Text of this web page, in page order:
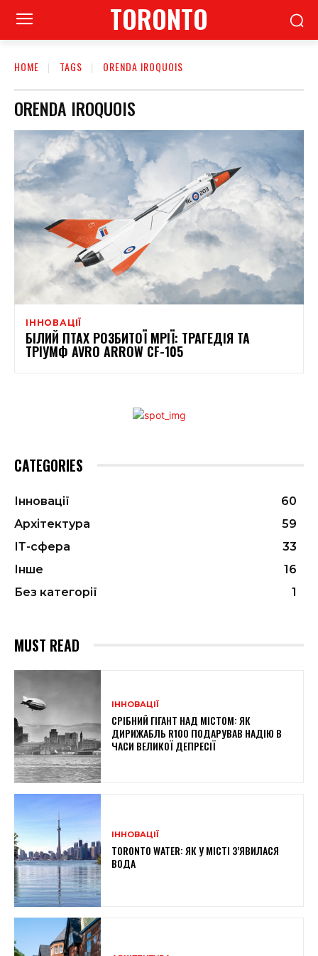
TORONTO
HOME TAGS ORENDA IROQUOIS
ORENDA IROQUOIS
ІННОВАЦІЇ
БІЛИЙ ПТАХ РОЗБИТОЇ МРІЇ: ТРАГЕДІЯ ТА
ТРІУМФ AVRO ARROW CF-105
CATEGORIES
Інновації
60
Архітектура
59
ІТ-сфера
33
Інше
16
Без категорії
1
MUST READ
ІННОВАЦІЇ
СРІБНИЙ ГІГАНТ НАД МІСТОМ: ЯК
ДИРИЖАБЛЬ R100 ПОДАРУВАВ НАДІЮ В
ЧАСИ ВЕЛИКОЇ ДЕПРЕСІЇ
ІННОВАЦІЇ
TORONTO WATER: ЯК У МІСТІ З’ЯВИЛАСЯ
ВОДА